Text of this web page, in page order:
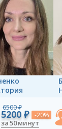
6500 ₽
5200 ₽ -20%
за 50 минут